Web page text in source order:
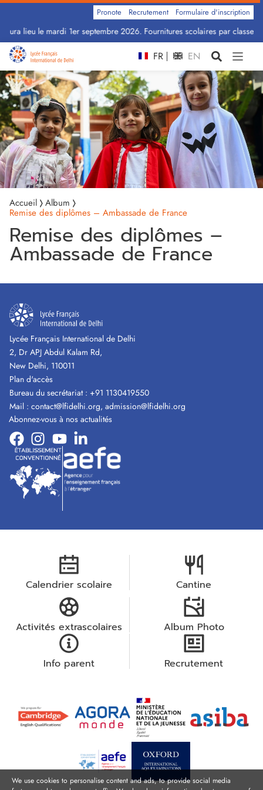
lieu le mardi 1er septembre 2026. Fournitures scolaires par classe :
Pronote Recrutement Formulaire d'inscription
FR EN
Accueil Album
Remise des diplômes – Ambassade de France
Remise des diplômes –
Ambassade de France
Lycée Français International de Delhi
2, Dr APJ Abdul Kalam Rd,
New Delhi, 110011
Plan d'accès
Bureau du secrétariat : +91 1130419550
Mail : contact@lfidelhi.org, admission@lfidelhi.org
Abonnez-vous à nos actualités
Calendrier scolaire Cantine
Activités extrascolaires Album Photo
Info parent Recrutement
We use cookies to personalise content and ads, to provide social media